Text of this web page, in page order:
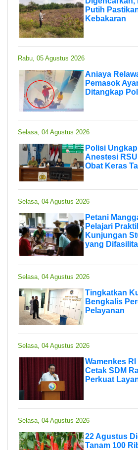
Putih
Kebakaran
Rabu, 05 Agustus 2026
Aniaya
Pemasok
Ditangkap
Selasa, 04 Agustus 2026
Polisi
Anestesi
Obat Keras
Selasa, 04 Agustus 2026
Petani
Pelajari
Kunjungan
yang
Selasa, 04 Agustus 2026
Tingkatkan
Bengkalis
Pelayanan
Selasa, 04 Agustus 2026
Wamenkes
Cetak SDM
Perkuat
Selasa, 04 Agustus 2026
22 Agustus
Tanam 100